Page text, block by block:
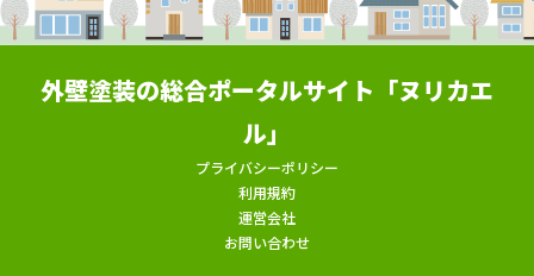
外壁塗装の総合ポータルサイト「ヌリカエ
ル」
プライバシーポリシー
利用規約
運営会社
お問い合わせ